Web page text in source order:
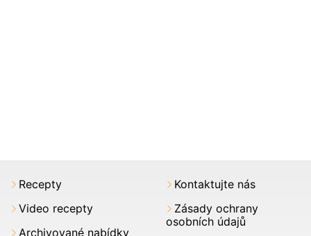
Recepty
Video recepty
Archivované nabídky
Kontaktujte nás
Zásady ochrany
osobních údajů